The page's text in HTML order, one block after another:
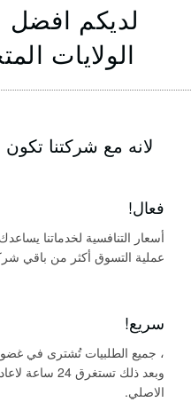
لديكم
الولايات
لانه مع شركتنا
فعال!
أسعار التنافسية لخدماتنا
عملية التسوق أكثر من باقي
سريع!
وبعد ذلك تستغرق 24
الاصلي.